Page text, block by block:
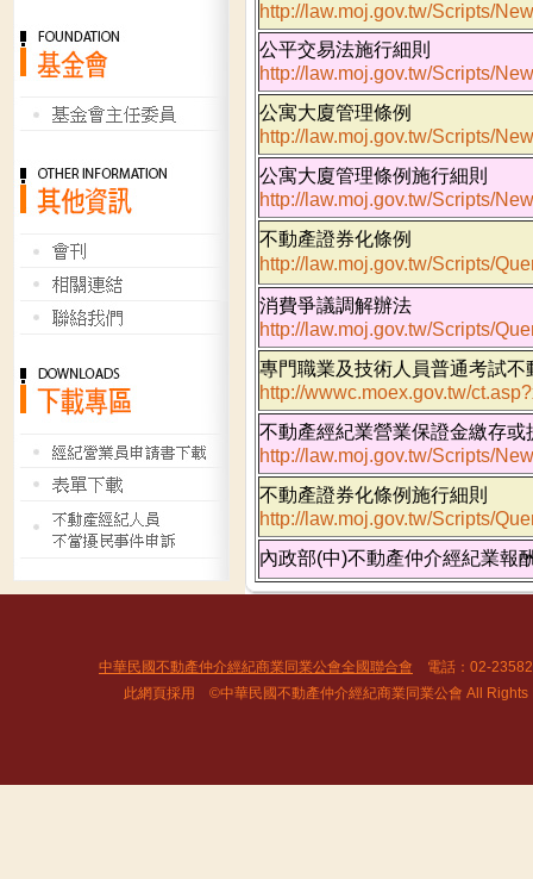
http://law.moj.gov.tw/Scripts/
公平交易法施行細則
http://law.moj.gov.tw/Scripts/
公寓大廈管理條例
http://law.moj.gov.tw/Scripts/
公寓大廈管理條例施行細則
http://law.moj.gov.tw/Scripts/
不動產證券化條例
http://law.moj.gov.tw/Scripts/
消費爭議調解辦法
http://law.moj.gov.tw/Scripts/
專門職業及技術人員普通考試不
http://wwwc.moex.gov.tw/
不動產經紀業營業保證金繳存或
http://law.moj.gov.tw/Scripts/
不動產證券化條例施行細則
http://law.moj.gov.tw/Scripts/
內政部(中)不動產仲介經紀業報
中華民國不動產仲介經紀商業同業公會全國聯合會 電話：02-
此網頁採用 ©中華民國不動產仲介經紀商業同業公會 All Rights